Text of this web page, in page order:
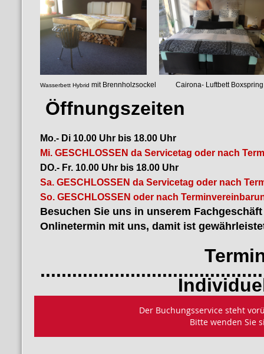
Wasserbett Hybrid mit Brennholzsockel Cairona-
Öffnungszeiten
Mo.- Di 10.00 Uhr bis 18.00 Uhr
Mi. GESCHLOSSEN da Servicetag oder nach
DO.- Fr. 10.00 Uhr bis 18.00 Uhr
Sa. GESCHLOSSEN da Servicetag oder nach
So. GESCHLOSSEN oder nach
Besuchen Sie uns in unserem
Onlinetermin mit uns, damit ist
Termin
Individuelles